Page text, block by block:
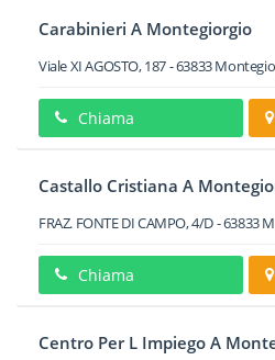
Carabinieri A Montegiorgio
Viale XI AGOSTO, 187-63833
Chiama
Castallo Cristiana A
FRAZ. FONTE DI CAMPO, 4/D-63833
Chiama
Centro Per L Impiego A